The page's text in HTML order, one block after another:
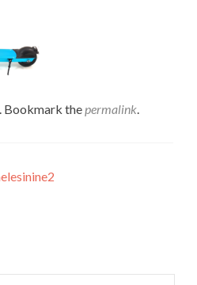
Bookmark thepermalink.